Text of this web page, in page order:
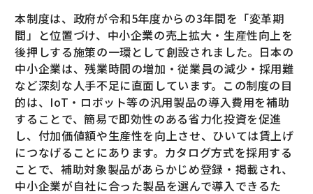
本制度は、政府が令和5年度からの3年間を「変革期
間」と位置づけ、中小企業の売上拡大・生産性向上を
後押しする施策の一環として創設されました。日本の
中小企業は、残業時間の増加・従業員の減少・採用難
など深刻な人手不足に直面しています。この制度の目
的は、IoT・ロボット等の汎用製品の導入費用を補助
することで、簡易で即効性のある省力化投資を促進
し、付加価値額や生産性を向上させ、ひいては賃上げ
につなげることにあります。カタログ方式を採用する
ことで、補助対象製品があらかじめ登録・掲載され、
中小企業が自社に合った製品を選んで導入できるた